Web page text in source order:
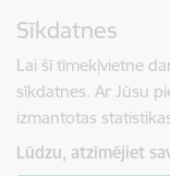
Sīkdatnes
Lai šī tīmekļvietne
sīkdatnes. Ar Jūsu
izmantotas
Lūdzu, atzīmējiet